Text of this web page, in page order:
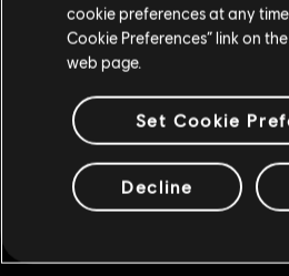
重新选择您的
cookie preferences at any
Cookie Preferences” link on
web page.
Set Cookie
Decline